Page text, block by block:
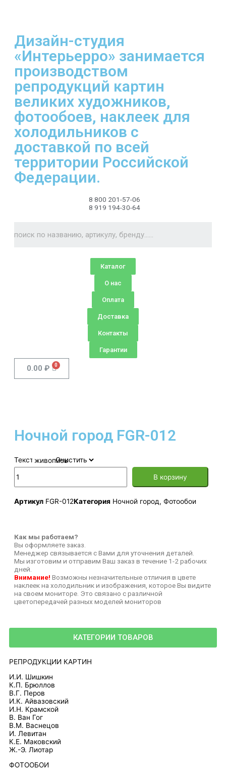
Дизайн-студия
«Интерьерро» занимается
производством
репродукций картин
великих художников,
фотообоев, наклеек для
холодильников с
доставкой по всей
территории Российской
Федерации.
8 800 201-57-06
8 919 194-30-64
Каталог
О нас
Оплата
Доставка
Контакты
Гарантии
0.00 ₽
КАТЕГОРИИ ТОВАРОВ
РЕПРОДУКЦИИ КАРТИН
И.И. Шишкин
К.П. Брюллов
В.Г. Перов
И.К. Айвазовский
И.Н. Крамской
В. Ван Гог
В.М. Васнецов
И. Левитан
К.Е. Маковский
Ж.-Э. Лиотар
ФОТООБОИ
Ночной город FGR-012
Текстура Очистить
В корзину
Артикул FGR-012Категория Ночной город, Фотообои
Как мы работаем?
Вы оформляете заказ.
Менеджер связывается с Вами для уточнения деталей.
Мы изготовим и отправим Ваш заказ в течение 1-2 рабочих
дней.
Внимание! Возможны незначительные отличия в цвете
наклеек на холодильник и изображения, которое Вы видите
на своем мониторе. Это связано с различной
цветопередачей разных моделей мониторов